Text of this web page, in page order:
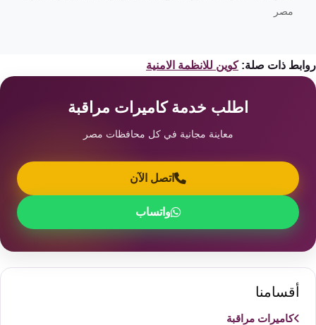
مصر
ذات صلة: كوين للانظمة الامنية
اطلب خدمة كاميرات مراقبة
معاينة مجانية في كل محافظات مصر
اتصل الآن
واتساب
أقسامنا
كاميرات مراقبة